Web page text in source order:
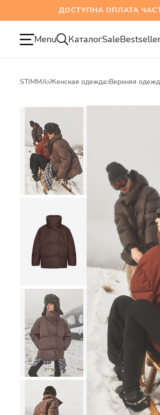
ДОСТУПНА ОПЛАТА
Menu КаталогSale
STIMMA Женская одежда Верхняя